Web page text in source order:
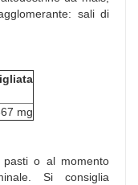
sali di
mg
o al momento
Si consiglia